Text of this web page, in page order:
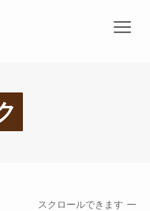
スクロールできます